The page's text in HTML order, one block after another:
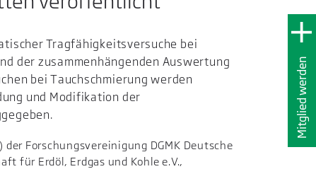
Mitglied werden
Tragfähigkeitsversuche bei
der zusammenhängenden Auswertung
bei Tauchschmierung werden
und Modifikation der
der Forschungsvereinigung DGMK Deutsche
für Erdöl, Erdgas und Kohle e.V.,